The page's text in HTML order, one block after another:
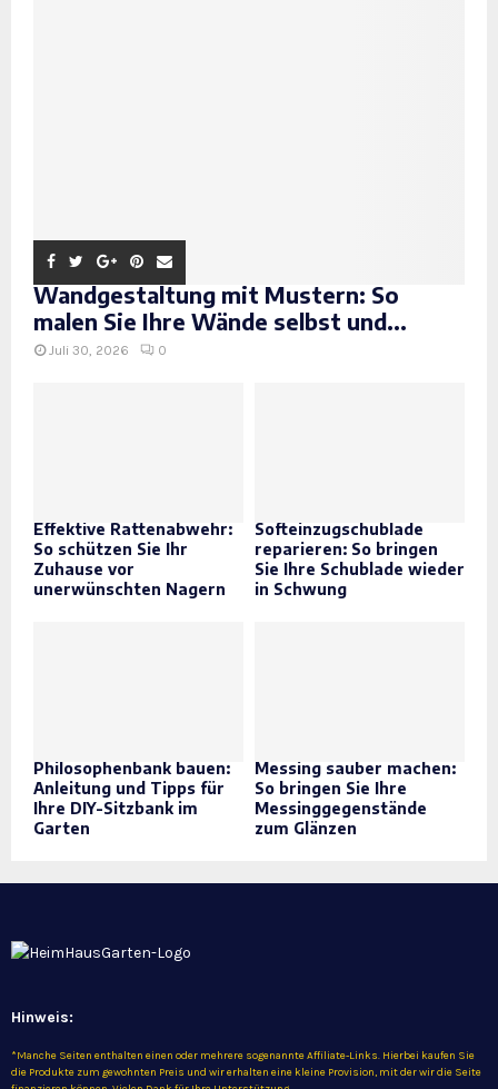
Wandgestaltung mit Mustern: So
malen Sie Ihre Wände selbst und...
Juli 30, 2026 0
Effektive Rattenabwehr:
So schützen Sie Ihr
Zuhause vor
unerwünschten Nagern
Softeinzugschublade
reparieren: So bringen
Sie Ihre Schublade wieder
in Schwung
Philosophenbank bauen:
Anleitung und Tipps für
Ihre DIY-Sitzbank im
Garten
Messing sauber machen:
So bringen Sie Ihre
Messinggegenstände
zum Glänzen
Hinweis:
*Manche Seiten enthalten einen oder mehrere sogenannte Affiliate-Links. Hierbei kaufen Sie
die Produkte zum gewohnten Preis und wir erhalten eine kleine Provision, mit der wir die Seite